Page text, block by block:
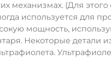
механизмах. (Для
используется для
мощность,
Некоторые детали